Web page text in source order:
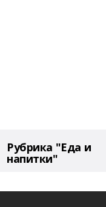
Рубрика "Еда и
напитки"